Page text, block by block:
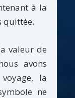
à la
quittée.
valeur de
avons
la
ne